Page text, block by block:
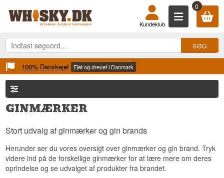
0
Kundeklub
100% Danskejet Ejet og drevet i Danmark
GINMÆRKER
Stort udvalg af ginmærker og gin brands
Herunder ser du vores oversigt over ginmærker og gin brand. Tryk
videre ind på de forskellige ginmærker for at lære mere om deres
oprindelse og se udvalget af produkter fra brandet.